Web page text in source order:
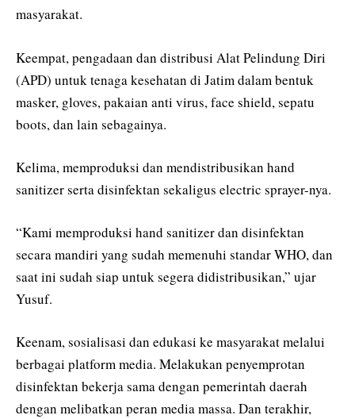
masyarakat.
Keempat, pengadaan dan distribusi Alat Pelindung Diri
(APD) untuk tenaga kesehatan di Jatim dalam bentuk
masker, gloves, pakaian anti virus, face shield, sepatu
boots, dan lain sebagainya.
Kelima, memproduksi dan mendistribusikan hand
sanitizer serta disinfektan sekaligus electric sprayer-nya.
“Kami memproduksi hand sanitizer dan disinfektan
secara mandiri yang sudah memenuhi standar WHO, dan
saat ini sudah siap untuk segera didistribusikan,” ujar
Yusuf.
Keenam, sosialisasi dan edukasi ke masyarakat melalui
berbagai platform media. Melakukan penyemprotan
disinfektan bekerja sama dengan pemerintah daerah
dengan melibatkan peran media massa. Dan terakhir,